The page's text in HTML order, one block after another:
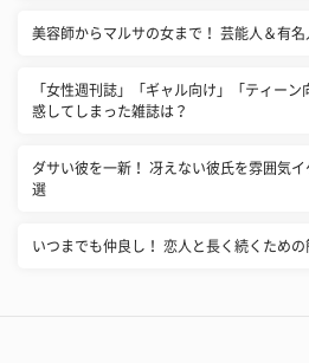
美容師からマルサの女まで！ 芸能人＆有
「女性週刊誌」「ギャル向け」「ティー
惑してしまった雑誌は？
ダサい彼を一新！ 冴えない彼氏を雰囲気
選
いつまでも仲良し！ 恋人と長く続くため